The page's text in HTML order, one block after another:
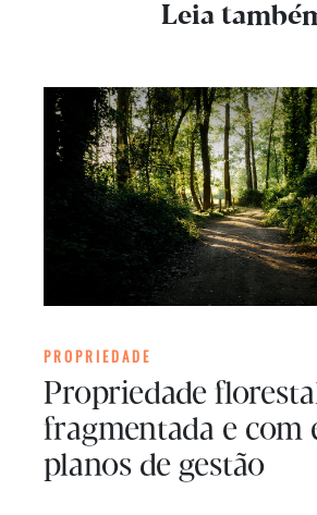
Leia
PROPRIEDADE
Propriedade
fragmentada e com
planos de gestão